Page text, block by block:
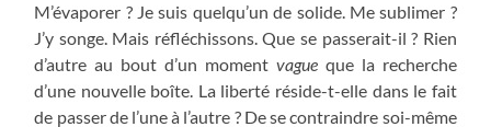
M’évaporer ? Je suis quelqu’un de solide. Me sublimer ?
J’y songe. Mais réfléchissons. Que se passerait-il ? Rien
d’autre au bout d’un moment vagueque la recherche
d’une nouvelle boîte. La liberté réside-t-elle dans le fait
de passer de l’une à l’autre ? De se contraindre soi-même